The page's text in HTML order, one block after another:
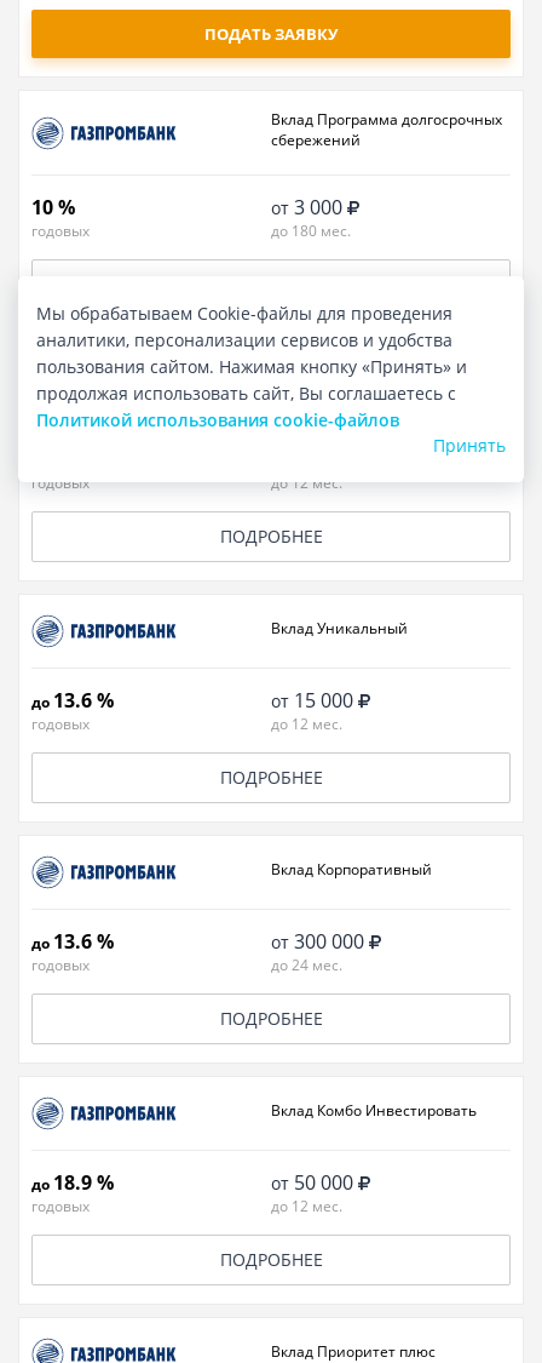
ПОДАТЬ ЗАЯВКУ
Вклад Программа долгосрочных
сбережений
10 %
годовых
от 3 000
до 180 мес.
Вклад Комбо Газпромбанк – На
вершине
годовых до 12 мес.
ПОДРОБНЕЕ
Вклад Уникальный
до 13.6 %
годовых
от 15 000
до 12 мес.
ПОДРОБНЕЕ
Вклад Корпоративный
до 13.6 %
годовых
от 300 000
до 24 мес.
ПОДРОБНЕЕ
Вклад Комбо Инвестировать
до 18.9 %
годовых
от 50 000
до 12 мес.
ПОДРОБНЕЕ
Вклад Приоритет плюс
Мы обрабатываем Cookie-файлы для проведения
аналитики, персонализации сервисов и удобства
пользования сайтом. Нажимая кнопку «Принять» и
продолжая использовать сайт, Вы соглашаетесь с
Политикой использования cookie-файлов
Принять